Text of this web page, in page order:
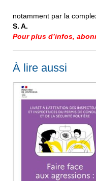
notamment par la
S. A.
Pour plus d’infos,
À lire aussi